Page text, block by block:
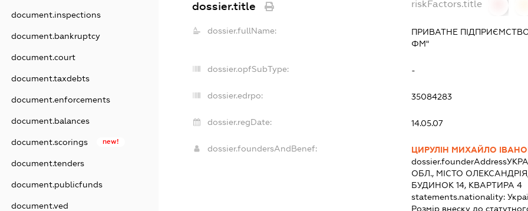
document.inspections
document.bankruptcy
document.court
document.taxdebts
document.enforcements
document.balances
document.scorings new!
document.tenders
document.publicfunds
document.ved
dossier.title riskFactors.title
dossier.fullName:
ПРИВАТНЕ
ФМ"
dossier.opfSubType: -
dossier.edrpo: 35084283
dossier.regDate: 14.05.07
dossier.foundersAndBenef:
ЦИРУЛІН МИХАЙЛО
dossier.founderAddress
ОБЛ., МІСТО
БУДИНОК 14, КВАРТИРА 4
statements.nationality:
Розмір внеску до